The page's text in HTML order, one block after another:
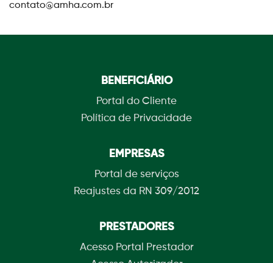
contato@amha.com.br
BENEFICIÁRIO
Portal do Cliente
Política de Privacidade
EMPRESAS
Portal de serviços
Reajustes da RN 309/2012
PRESTADORES
Acesso Portal Prestador